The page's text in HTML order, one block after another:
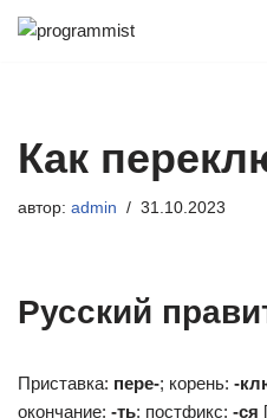
Как
автор: admin 31.10.2023
Русский
Приставка: пере-; корень: -
окончание: -ть; постфикс: -ся